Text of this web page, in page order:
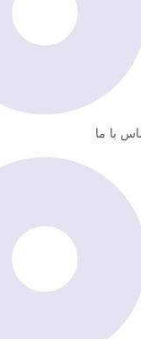
با ما